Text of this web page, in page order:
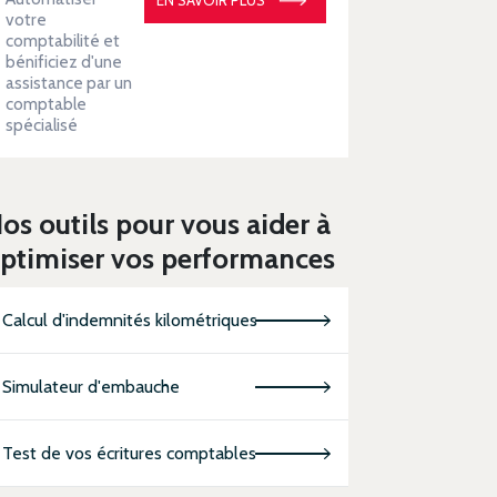
votre
comptabilité et
bénificiez d'une
assistance par un
comptable
spécialisé
outils pour vous aider à
vos performances
Calcul d'indemnités kilométriques
Simulateur d'embauche
Test de vos écritures comptables